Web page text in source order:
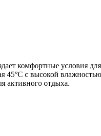
комфортные условия
45°C с высокой
активного отдыха.